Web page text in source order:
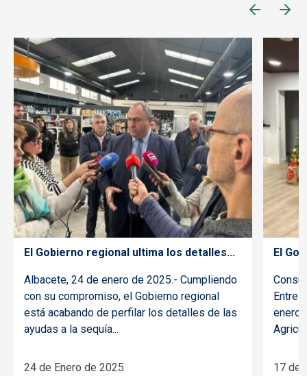
El Gobierno regional ultima los detalles...
Albacete, 24 de enero de 2025.- Cumpliendo
con su compromiso, el Gobierno regional
está acabando de perfilar los detalles de las
ayudas a la sequía...
24 de Enero de 2025
El
Entre
enero
17 de